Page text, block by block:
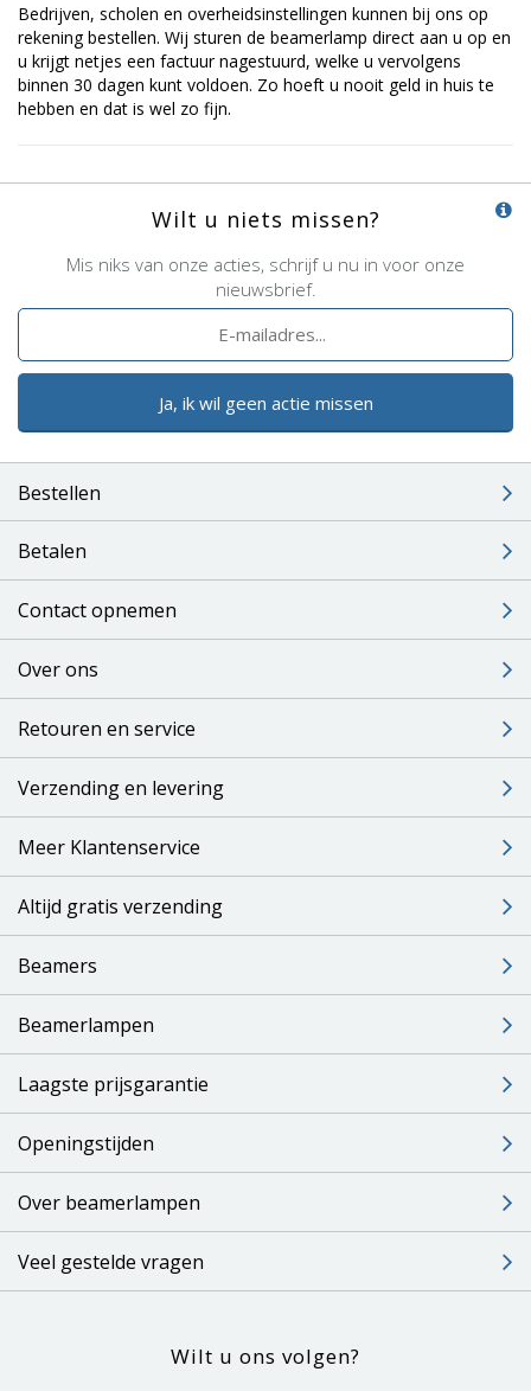
Bedrijven, scholen en overheidsinstellingen kunnen bij ons op
rekening bestellen. Wij sturen de beamerlamp direct aan u op en
u krijgt netjes een factuur nagestuurd, welke u vervolgens
binnen 30 dagen kunt voldoen. Zo hoeft u nooit geld in huis te
hebben en dat is wel zo fijn.
Wilt u niets missen?
Mis niks van onze acties, schrijf u nu in voor onze
nieuwsbrief.
Ja, ik wil geen actie missen
Bestellen
Betalen
Contact opnemen
Over ons
Retouren en service
Verzending en levering
Meer Klantenservice
Altijd gratis verzending
Beamers
Beamerlampen
Laagste prijsgarantie
Openingstijden
Over beamerlampen
Veel gestelde vragen
Wilt u ons volgen?